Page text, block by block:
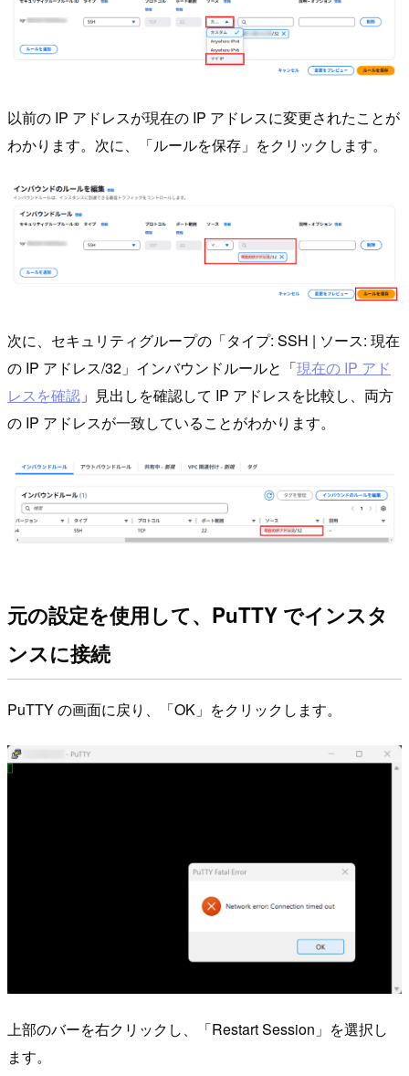
以前の IP アドレスが現在の IP アドレスに変更されたことが
わかります。次に、「ルールを保存」をクリックします。
次に、セキュリティグループの「タイプ: SSH | ソース: 現在
の IP アドレス/32」インバウンドルールと「現在の IP アド
レスを確認 」見出しを確認して IP アドレスを比較し、両方
の IP アドレスが一致していることがわかります。
元の設定を使用して、PuTTY でインスタ
ンスに接続
PuTTY の画面に戻り、「OK」をクリックします。
上部のバーを右クリックし、「Restart Session」を選択し
ます。